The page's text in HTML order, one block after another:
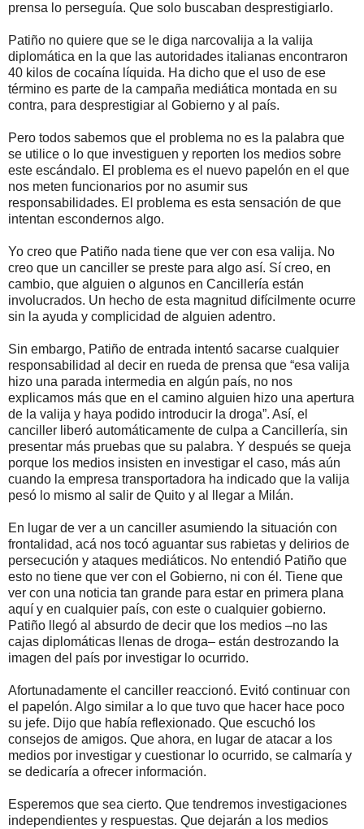
prensa lo perseguía. Que solo buscaban desprestigiarlo.
Patiño no quiere que se le diga narcovalija a la valija
diplomática en la que las autoridades italianas encontraron
40 kilos de cocaína líquida. Ha dicho que el uso de ese
término es parte de la campaña mediática montada en su
contra, para desprestigiar al Gobierno y al país.
Pero todos sabemos que el problema no es la palabra que
se utilice o lo que investiguen y reporten los medios sobre
este escándalo. El problema es el nuevo papelón en el que
nos meten funcionarios por no asumir sus
responsabilidades. El problema es esta sensación de que
intentan escondernos algo.
Yo creo que Patiño nada tiene que ver con esa valija. No
creo que un canciller se preste para algo así. Sí creo, en
cambio, que alguien o algunos en Cancillería están
involucrados. Un hecho de esta magnitud difícilmente ocurre
sin la ayuda y complicidad de alguien adentro.
Sin embargo, Patiño de entrada intentó sacarse cualquier
responsabilidad al decir en rueda de prensa que “esa valija
hizo una parada intermedia en algún país, no nos
explicamos más que en el camino alguien hizo una apertura
de la valija y haya podido introducir la droga”. Así, el
canciller liberó automáticamente de culpa a Cancillería, sin
presentar más pruebas que su palabra. Y después se queja
porque los medios insisten en investigar el caso, más aún
cuando la empresa transportadora ha indicado que la valija
pesó lo mismo al salir de Quito y al llegar a Milán.
En lugar de ver a un canciller asumiendo la situación con
frontalidad, acá nos tocó aguantar sus rabietas y delirios de
persecución y ataques mediáticos. No entendió Patiño que
esto no tiene que ver con el Gobierno, ni con él. Tiene que
ver con una noticia tan grande para estar en primera plana
aquí y en cualquier país, con este o cualquier gobierno.
Patiño llegó al absurdo de decir que los medios –no las
cajas diplomáticas llenas de droga– están destrozando la
imagen del país por investigar lo ocurrido.
Afortunadamente el canciller reaccionó. Evitó continuar con
el papelón. Algo similar a lo que tuvo que hacer hace poco
su jefe. Dijo que había reflexionado. Que escuchó los
consejos de amigos. Que ahora, en lugar de atacar a los
medios por investigar y cuestionar lo ocurrido, se calmaría y
se dedicaría a ofrecer información.
Esperemos que sea cierto. Que tendremos investigaciones
independientes y respuestas. Que dejarán a los medios